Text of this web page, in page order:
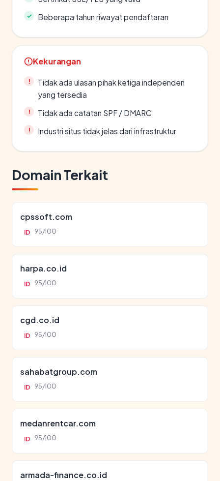
Beberapa tahun riwayat pendaftaran
Kekurangan
Tidak ada ulasan pihak ketiga independen
yang tersedia
Tidak ada catatan SPF / DMARC
Industri situs tidak jelas dari infrastruktur
Domain Terkait
cpssoft.com
ID 95/100
harpa.co.id
ID 95/100
cgd.co.id
ID 95/100
sahabatgroup.com
ID 95/100
medanrentcar.com
ID 95/100
armada-finance.co.id